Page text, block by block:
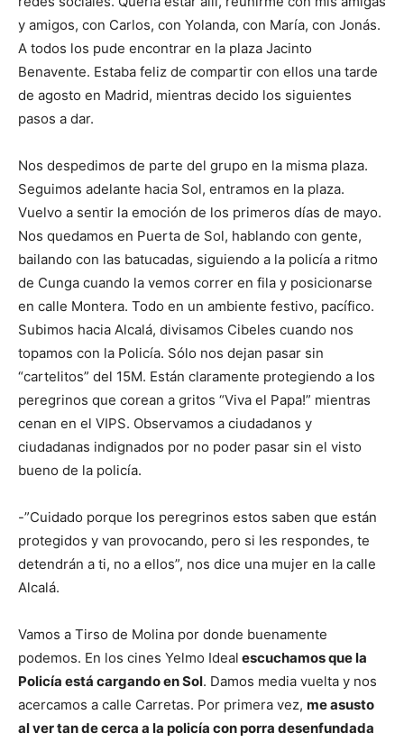
y amigos, con Carlos, con Yolanda, con María, con Jonás.
A todos los pude encontrar en la plaza Jacinto
Benavente. Estaba feliz de compartir con ellos una tarde
de agosto en Madrid, mientras decido los siguientes
pasos a dar.
Nos despedimos de parte del grupo en la misma plaza.
Seguimos adelante hacia Sol, entramos en la plaza.
Vuelvo a sentir la emoción de los primeros días de mayo.
Nos quedamos en Puerta de Sol, hablando con gente,
bailando con las batucadas, siguiendo a la policía a ritmo
de Cunga cuando la vemos correr en fila y posicionarse
en calle Montera. Todo en un ambiente festivo, pacífico.
Subimos hacia Alcalá, divisamos Cibeles cuando nos
topamos con la Policía. Sólo nos dejan pasar sin
“cartelitos” del 15M. Están claramente protegiendo a los
peregrinos que corean a gritos “Viva el Papa!” mientras
cenan en el VIPS. Observamos a ciudadanos y
ciudadanas indignados por no poder pasar sin el visto
bueno de la policía.
-”Cuidado porque los peregrinos estos saben que están
protegidos y van provocando, pero si les respondes, te
detendrán a ti, no a ellos”, nos dice una mujer en la calle
Alcalá.
Vamos a Tirso de Molina por donde buenamente
podemos. En los cines Yelmo Ideal escuchamos que la
Policía está cargando en Sol. Damos media vuelta y nos
acercamos a calle Carretas. Por primera vez, me asusto
al ver tan de cerca a la policía con porra desenfundada